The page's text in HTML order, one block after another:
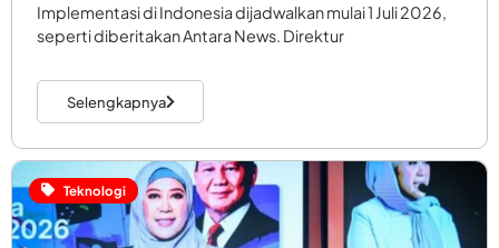
Implementasi di Indonesia dijadwalkan mulai 1 Juli 2026,
seperti diberitakan Antara News. Direktur
Selengkapnya
Teknologi